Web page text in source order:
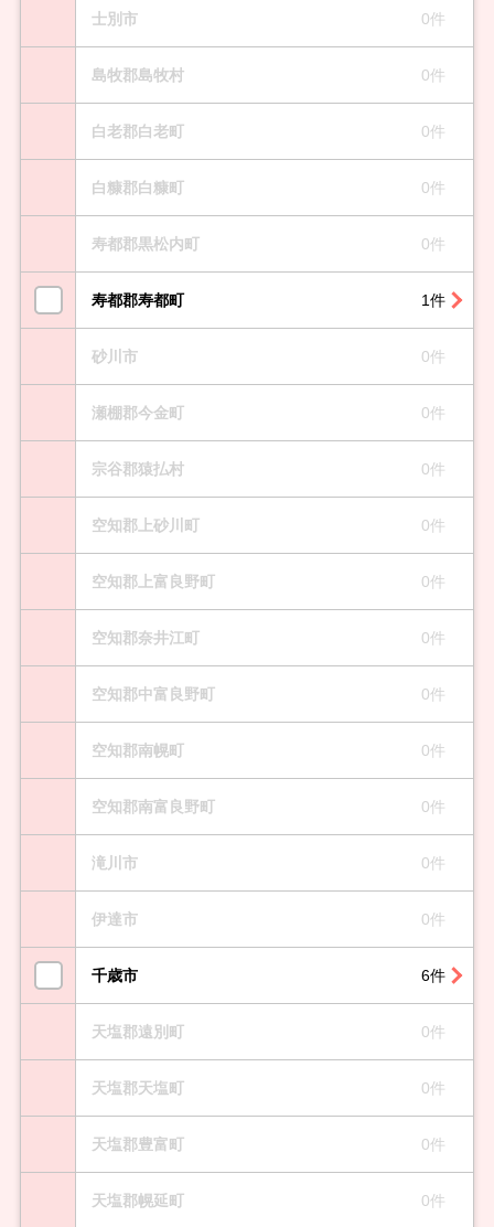
士別市 0件
島牧郡島牧村 0件
白老郡白老町 0件
白糠郡白糠町 0件
寿都郡黒松内町 0件
寿都郡寿都町 1件
砂川市 0件
瀬棚郡今金町 0件
宗谷郡猿払村 0件
空知郡上砂川町 0件
空知郡上富良野町 0件
空知郡奈井江町 0件
空知郡中富良野町 0件
空知郡南幌町 0件
空知郡南富良野町 0件
滝川市 0件
伊達市 0件
千歳市 6件
天塩郡遠別町 0件
天塩郡天塩町 0件
天塩郡豊富町 0件
天塩郡幌延町 0件